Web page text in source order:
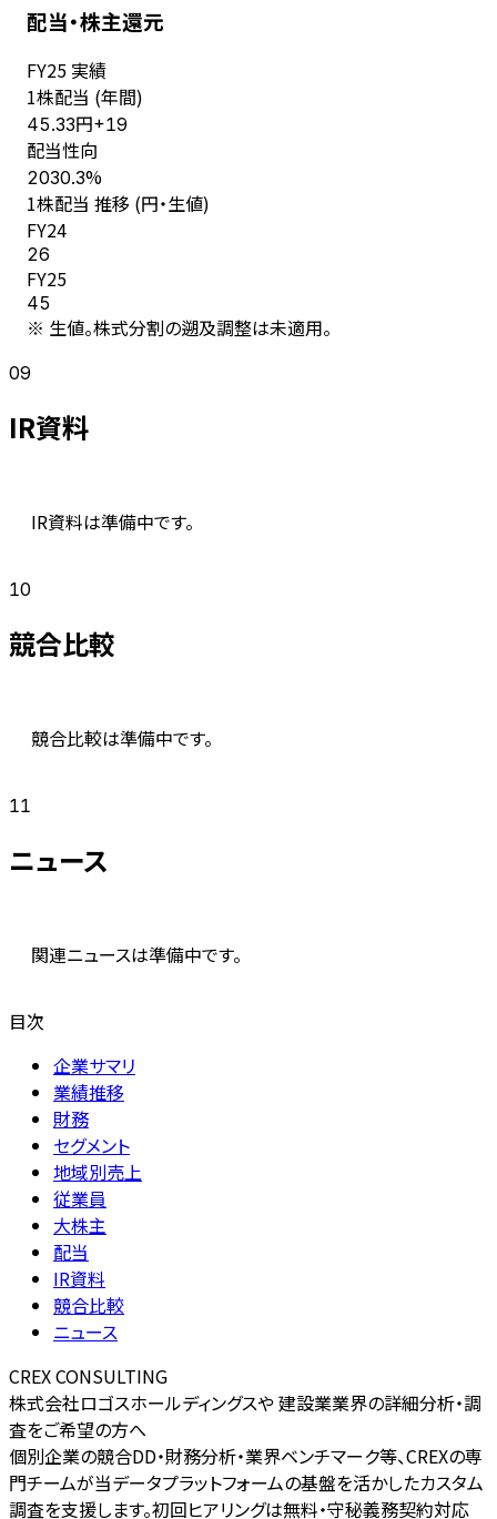
配当・株主還元
FY25 実績
1株配当 (年間)
45.33円+19
配当性向
2030.3%
1株配当 推移 (円・生値)
FY24
26
FY25
45
※ 生値。株式分割の遡及調整は未適用。
09
IR資料
IR資料は準備中です。
10
競合比較
競合比較は準備中です。
11
ニュース
関連ニュースは準備中です。
目次
企業サマリ
業績推移
財務
セグメント
地域別売上
従業員
大株主
配当
IR資料
競合比較
ニュース
CREX CONSULTING
株式会社ロゴスホールディングスや 建設業業界の詳細分析・調
査をご希望の方へ
個別企業の競合DD・財務分析・業界ベンチマーク等、CREXの専
門チームが当データプラットフォームの基盤を活かしたカスタム
調査を支援します。初回ヒアリングは無料・守秘義務契約対応